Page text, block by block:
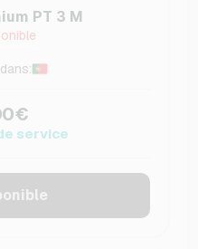
PT 3 M
service